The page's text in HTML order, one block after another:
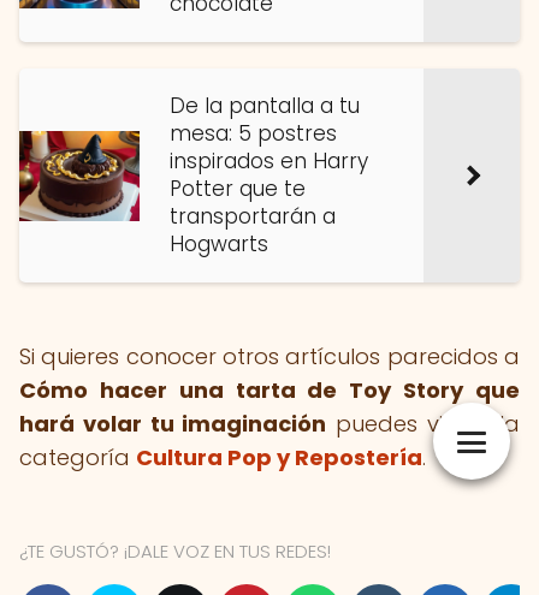
De la pantalla a tu
mesa: 5 postres
inspirados en Harry
Potter que te
transportarán a
Hogwarts
Si quieres conocer otros artículos parecidos a
Cómo hacer una tarta de Toy Story que
hará volar tu imaginación puedes visitar la
categoría Cultura Pop y Repostería.
¿TE GUSTÓ? ¡DALE VOZ EN TUS REDES!